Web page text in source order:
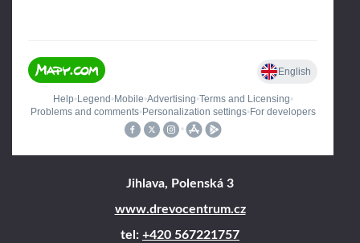
Jihlava, Polenská 3
www.drevocentrum.cz
tel: +420 567221757